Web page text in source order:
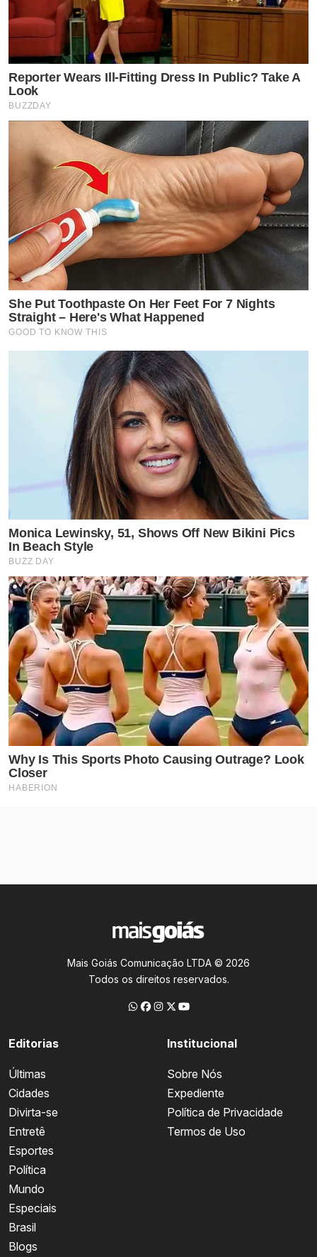
Mais Goiás Comunicação LTDA © 2026
Todos os direitos reservados.
Editorias
Últimas
Cidades
Divirta-se
Entretê
Esportes
Política
Mundo
Especiais
Brasil
Blogs
Institucional
Sobre Nós
Expediente
Política de Privacidade
Termos de Uso